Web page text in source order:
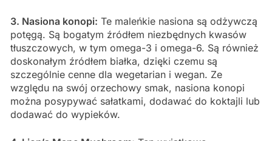
3. Nasiona konopi: Te maleńkie nasiona są odżywczą
potęgą. Są bogatym źródłem niezbędnych kwasów
tłuszczowych, w tym omega-3 i omega-6. Są również
doskonałym źródłem białka, dzięki czemu są
szczególnie cenne dla wegetarian i wegan. Ze
względu na swój orzechowy smak, nasiona konopi
można posypywać sałatkami, dodawać do koktajli lub
dodawać do wypieków.